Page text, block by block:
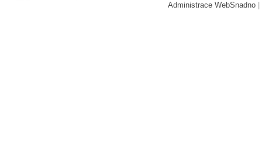
Administrace WebSnadno|